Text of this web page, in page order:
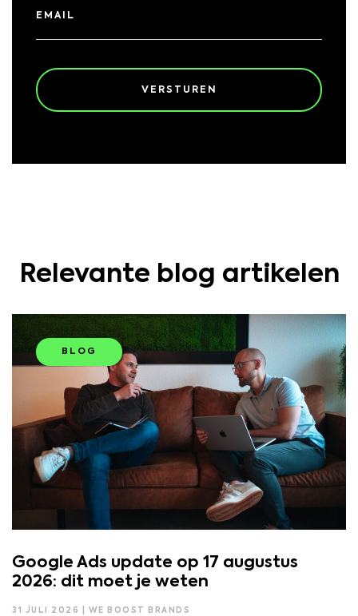
Relevante blog artikelen
BLOG
Google Ads update op 17 augustus
2026: dit moet je weten
31 JULI 2026 | WE BOOST BRANDS